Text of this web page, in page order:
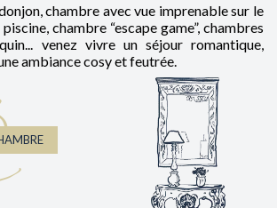
chambre avec vue imprenable sur le
chambre “escape game”, chambres
venez vivre un séjour romantique,
ambiance cosy et feutrée.